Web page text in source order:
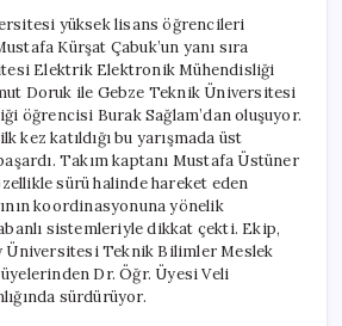
yüksek lisans öğrencileri
Kürşat Çabuk’un yanı sıra
Elektrik Elektronik Mühendisliği
Doruk ile Gebze Teknik Üniversitesi
öğrencisi Burak Sağlam’dan oluşuyor.
kez katıldığı bu yarışmada üst
Takım kaptanı Mustafa Üstüner
sürü halinde hareket eden
koordinasyonuna yönelik
sistemleriyle dikkat çekti. Ekip,
Üniversitesi Teknik Bilimler Meslek
Dr. Öğr. Üyesi Veli
sürdürüyor.